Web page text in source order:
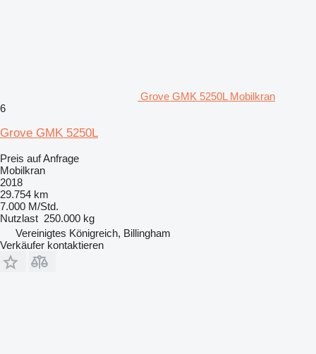
Grove GMK 5250L Mobilkran
6
Grove GMK 5250L
Preis auf Anfrage
Mobilkran
2018
29.754 km
7.000 M/Std.
Nutzlast 250.000 kg
Vereinigtes Königreich, Billingham
Verkäufer kontaktieren